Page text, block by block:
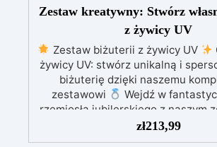
Zestaw kreatywny: Stwórz
z żywicy UV
Zestaw biżuterii z żywicy UV
żywicy UV: stwórz unikalną i
biżuterię dzięki naszemu
zestawowi
Wejdź w
rzemiosła jubilerskiego z naszym
tworzenia biżuterii z żywicy UV!
dostarcza wszystkiego, czego
zł213,99